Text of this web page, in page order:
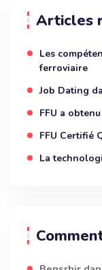
Articles
Les
ferroviaire
Job Dating
FFU a
FFU Certifié
La